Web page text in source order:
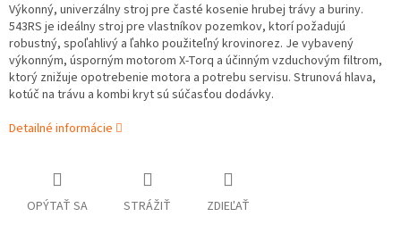
Výkonný, univerzálny stroj pre časté kosenie hrubej trávy a buriny.
543RS je ideálny stroj pre vlastníkov pozemkov, ktorí požadujú
robustný, spoľahlivý a ľahko použiteľný krovinorez. Je vybavený
výkonným, úsporným motorom X-Torq a účinným vzduchovým filtrom,
ktorý znižuje opotrebenie motora a potrebu servisu. Strunová hlava,
kotúč na trávu a kombi kryt sú súčasťou dodávky.
Detailné informácie
OPÝTAŤ SA STRÁŽIŤ ZDIEĽAŤ